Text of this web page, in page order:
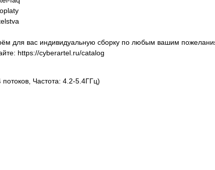
для вас индивидуальную сборку по любым вашим
https://cyberartel.ru/catalog
Частота: 4.2-5.4ГГц)